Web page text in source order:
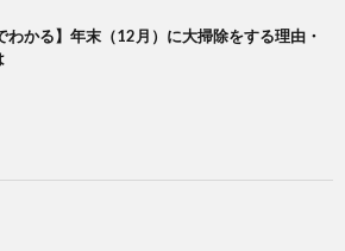
わかる】年末（12月）に大掃除をする理由・